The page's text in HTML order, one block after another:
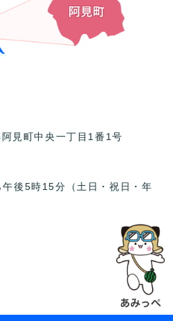
見町中央一丁目1番1号
後5時15分（土日・祝日・年